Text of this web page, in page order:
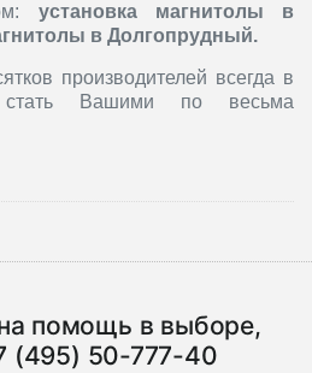
установка магнитолы в
в Долгопрудный.
производителей всегда в
Вашими по весьма
помощь в выборе,
(495) 50-777-40